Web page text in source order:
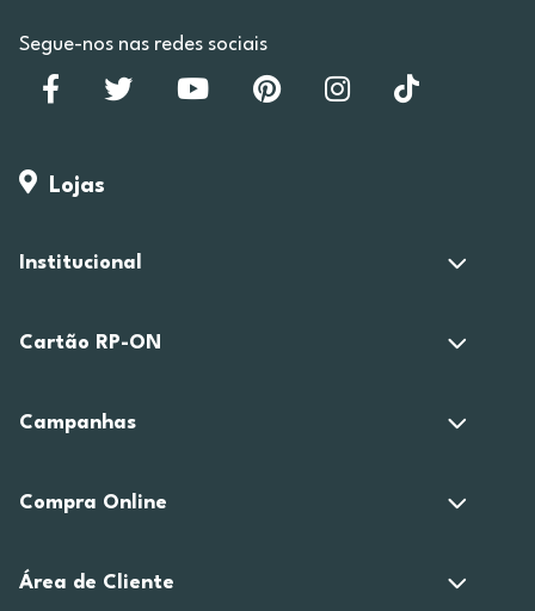
Segue-nos nas redes sociais
Lojas
Institucional
Cartão RP-ON
Campanhas
Compra Online
Área de Cliente